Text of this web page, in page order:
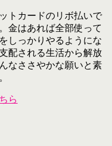
トカードのリボ払いで
金はあれば全部使って
しっかりやるようにな
配される生活から解放
なささやかな願いと素
ら